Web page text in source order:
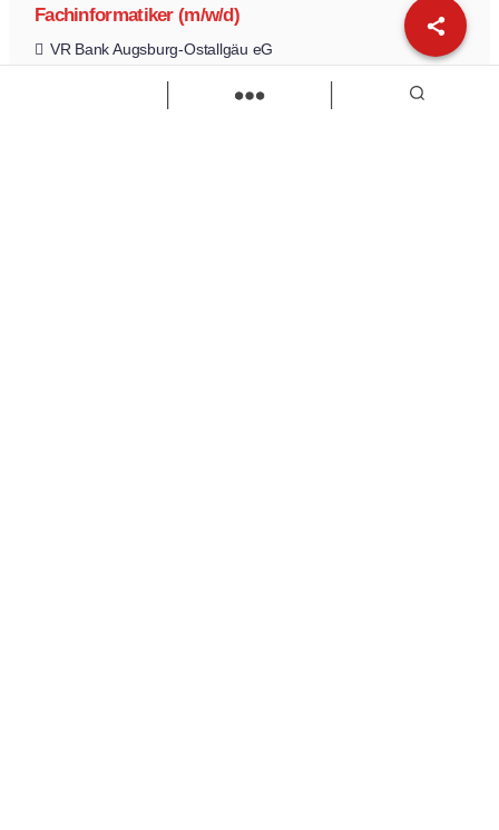
Fachinformatiker (m/w/d)
VR Bank Augsburg-Ostallgäu eG
Fachinformatiker/-in